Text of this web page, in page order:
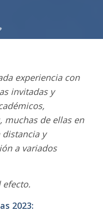
experiencia con
invitadas y
muchas de ellas en
y
a variados
efecto.
2023: